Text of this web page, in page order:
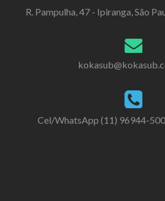
R. Pampulha, 47 - Ipiranga, São
Cel/WhatsApp (11) 96944-